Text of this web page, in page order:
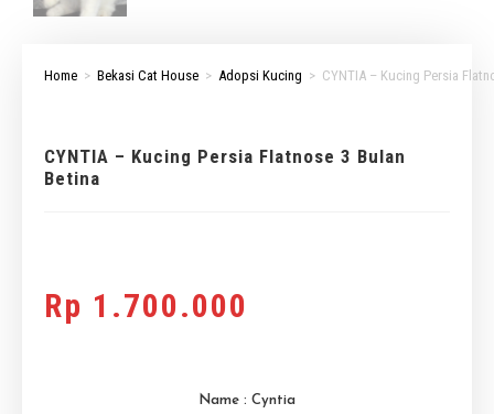
Home > Bekasi Cat House > Adopsi Kucing > CYNTIA – Kucing Persia
CYNTIA – Kucing Persia Flatnose 3 Bulan
Betina
Rp 1.700.000
Name : Cyntia